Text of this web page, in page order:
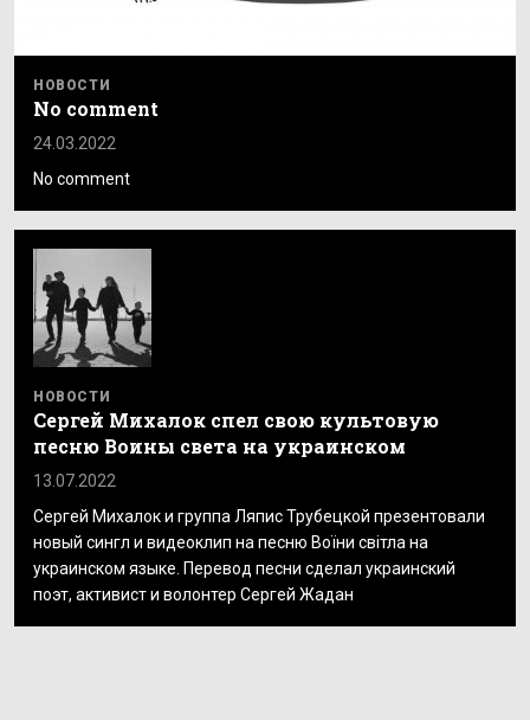
НОВОСТИ
No comment
24.03.2022
No comment
НОВОСТИ
Сергей Михалок спел свою культовую
песню Воины света на украинском
13.07.2022
Сергей Михалок и группа Ляпис Трубецкой презентовали
новый сингл и видеоклип на песню Воїни світла на
украинском языке. Перевод песни сделал украинский
поэт, активист и волонтер Сергей Жадан